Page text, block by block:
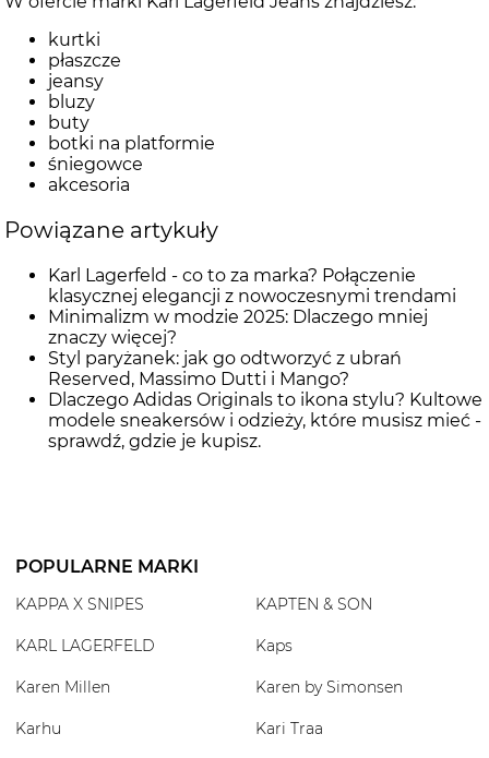
kurtki
płaszcze
jeansy
bluzy
buty
botki na platformie
śniegowce
akcesoria
Powiązane artykuły
Karl Lagerfeld - co to za marka? Połączenie
klasycznej elegancji z nowoczesnymi trendami
Minimalizm w modzie 2025: Dlaczego mniej
znaczy więcej?
Styl paryżanek: jak go odtworzyć z ubrań
Reserved, Massimo Dutti i Mango?
Dlaczego Adidas Originals to ikona stylu? Kultowe
modele sneakersów i odzieży, które musisz mieć -
sprawdź, gdzie je kupisz.
POPULARNE MARKI
KAPPA X SNIPES KAPTEN & SON
KARL LAGERFELD Kaps
Karen Millen Karen by Simonsen
Karhu Kari Traa